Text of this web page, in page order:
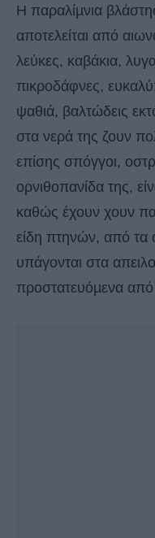
Η παραλίµνια
αποτελείται από
λεύκες, καβάκια,
πικροδάφνες,
ψαθιά, βαλτώδεις
στα νερά της ζουν
επίσης σπόγγοι,
ορνιθοπανίδα της,
καθώς έχουν χουν
είδη πτηνών, από τα
υπάγονται στα
προστατευόµενα από